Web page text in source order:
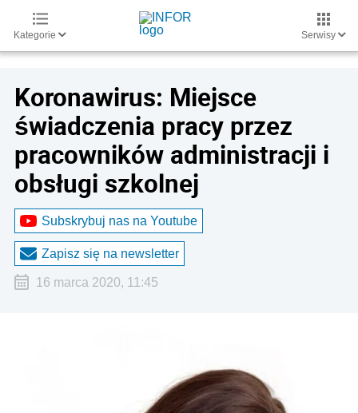
Kategorie Serwisy
Koronawirus: Miejsce
świadczenia pracy przez
pracowników administracji i
obsługi szkolnej
Subskrybuj nas na Youtube
Zapisz się na newsletter
16 marca 2020, 11:45